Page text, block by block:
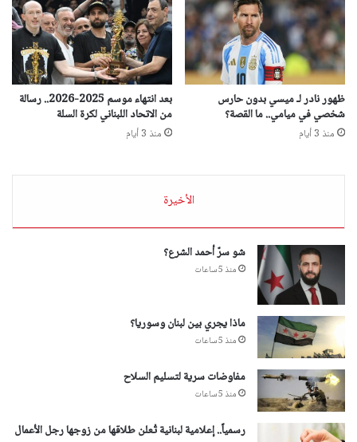
ظهور نادر لـ ميسي بدون حارس
شخصي في ميامي.. ما القصة؟
منذ 3 أيام
بعد انتهاء موسم 2025-2026.. رسالة
من الاتحاد اللبناني لكرة السلة
منذ 3 أيام
الأخيرة
شو سرّ أحمد الشرع؟
منذ 5 ساعات
ماذا يجري بين لبنان وسوريا؟
منذ 5 ساعات
مفاوضات سرية لتسليم السلاح
منذ 5 ساعات
رسمياً.. إعلامية لبنانية تُعلن طلاقها من زوجها رجل الأعمال